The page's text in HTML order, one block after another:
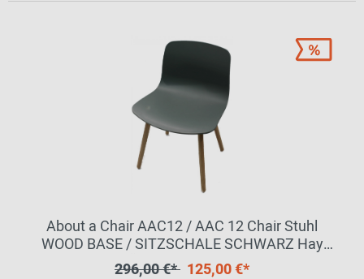
About a Chair AAC12 / AAC 12 Chair Stuhl
WOOD BASE / SITZSCHALE SCHWARZ Hay
MÄNGELEXEMPLAR
296,00 €* 125,00 €*